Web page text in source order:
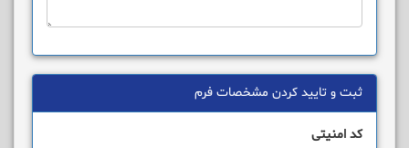
ثبت و تایید کردن مشخصات فرم
کد امنیتی